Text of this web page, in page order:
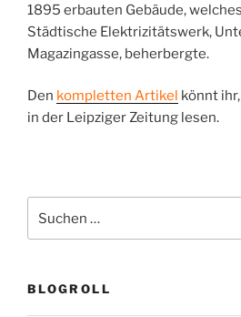
1895 erbauten Gebäude,
Städtische Elektrizitätswerk,
Magazingasse, beherbergte.
Den kompletten Artikel könnt
in der Leipziger Zeitung lesen.
nach:
BLOGROLL